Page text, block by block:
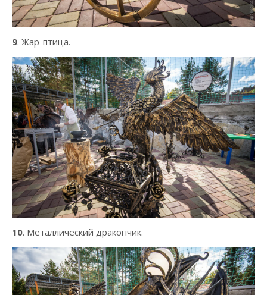
9. Жар-птица.
10. Металлический дракончик.